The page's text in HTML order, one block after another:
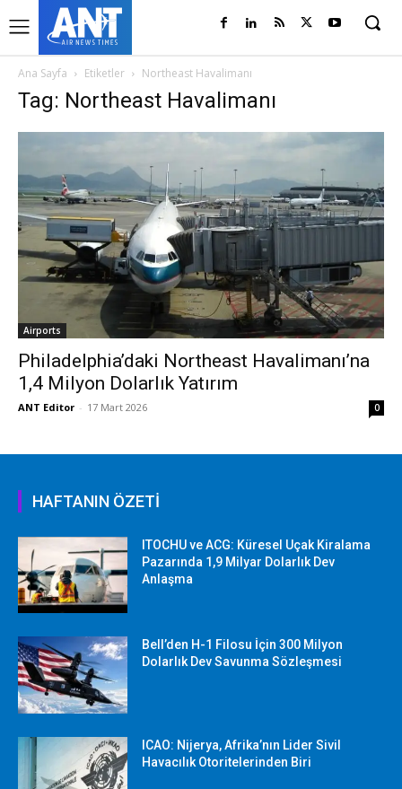
Ana Sayfa Etiketler Northeast Havalimanı
Tag: Northeast Havalimanı
Airports
Philadelphia’daki Northeast Havalimanı’na
1,4 Milyon Dolarlık Yatırım
ANT Editor - 17 Mart 2026 0
HAFTANIN ÖZETİ
ITOCHU ve ACG: Küresel Uçak Kiralama
Pazarında 1,9 Milyar Dolarlık Dev
Anlaşma
Bell’den H-1 Filosu İçin 300 Milyon
Dolarlık Dev Savunma Sözleşmesi
ICAO: Nijerya, Afrika’nın Lider Sivil
Havacılık Otoritelerinden Biri